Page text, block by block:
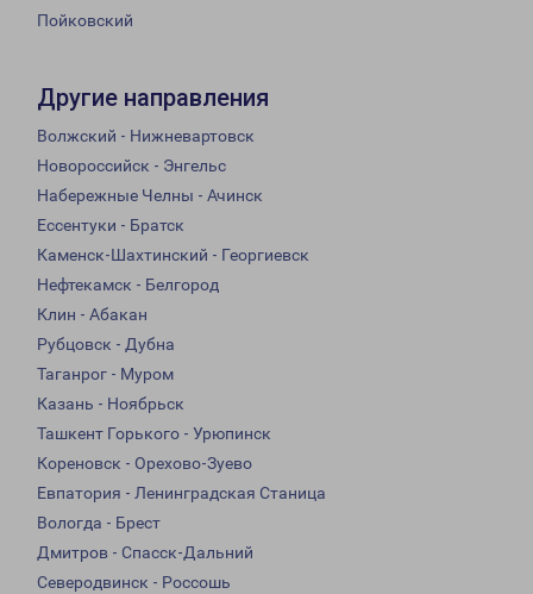
Пойковский
Другие направления
Волжский - Нижневартовск
Новороссийск - Энгельс
Набережные Челны - Ачинск
Ессентуки - Братск
Каменск-Шахтинский - Георгиевск
Нефтекамск - Белгород
Клин - Абакан
Рубцовск - Дубна
Таганрог - Муром
Казань - Ноябрьск
Ташкент Горького - Урюпинск
Кореновск - Орехово-Зуево
Евпатория - Ленинградская Станица
Вологда - Брест
Дмитров - Спасск-Дальний
Северодвинск - Россошь